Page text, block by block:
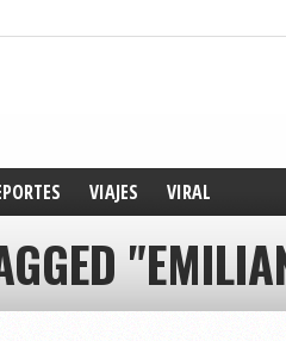
VIAJES VIRAL